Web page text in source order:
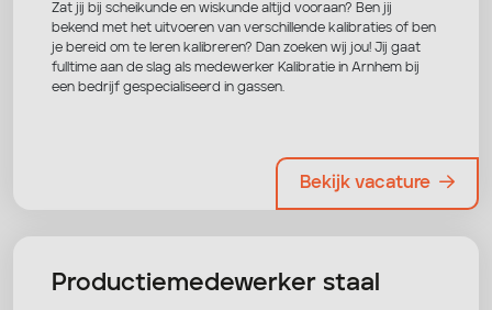
Zat jij bij scheikunde en wiskunde altijd vooraan? Ben jij
bekend met het uitvoeren van verschillende kalibraties of ben
je bereid om te leren kalibreren? Dan zoeken wij jou! Jij gaat
fulltime aan de slag als medewerker Kalibratie in Arnhem bij
een bedrijf gespecialiseerd in gassen.
Bekijk vacature
Productiemedewerker staal